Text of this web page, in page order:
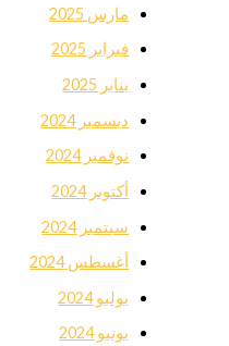
مارس 2025
فبراير 2025
يناير 2025
ديسمبر 2024
نوفمبر 2024
أكتوبر 2024
سبتمبر 2024
أغسطس 2024
يوليو 2024
يونيو 2024